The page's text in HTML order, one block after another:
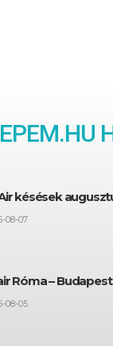
késések
08-07
Róma –
08-05